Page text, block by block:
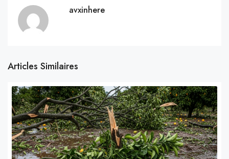
avxinhere
Articles Similaires